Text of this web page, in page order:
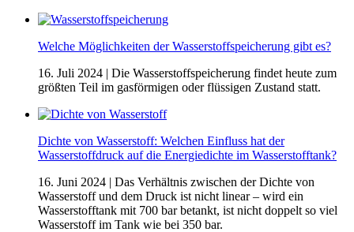
Welche Möglichkeiten der Wasserstoffspeicherung gibt es?
16. Juli 2024 | Die Wasserstoffspeicherung findet heute zum
größten Teil im gasförmigen oder flüssigen Zustand statt.
Dichte von Wasserstoff: Welchen Einfluss hat der
Wasserstoffdruck auf die Energiedichte im Wasserstofftank?
16. Juni 2024 | Das Verhältnis zwischen der Dichte von
Wasserstoff und dem Druck ist nicht linear – wird ein
Wasserstofftank mit 700 bar betankt, ist nicht doppelt so viel
Wasserstoff im Tank wie bei 350 bar.